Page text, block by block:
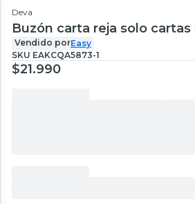
Deva
Buzón carta reja solo
Vendido porEasy
SKU EAKCQA5873-1
$21.990